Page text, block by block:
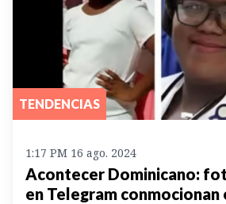
TENDENCIAS
1:17 PM 16 ago. 2024
Acontecer Dominicano:
en Telegram